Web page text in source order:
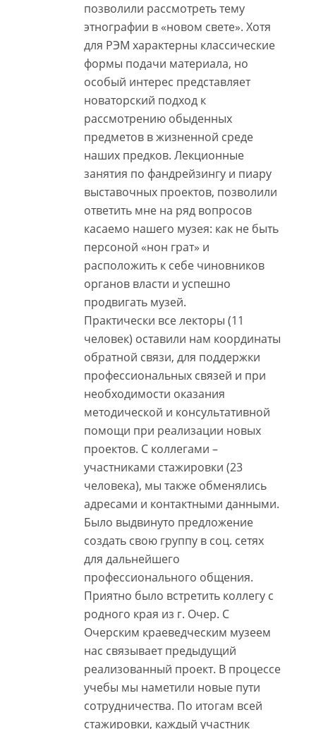
позволили рассмотреть тему
этнографии в «новом свете». Хотя
для РЭМ характерны классические
формы подачи материала, но
особый интерес представляет
новаторский подход к
рассмотрению обыденных
предметов в жизненной среде
наших предков. Лекционные
занятия по фандрейзингу и пиару
выставочных проектов, позволили
ответить мне на ряд вопросов
касаемо нашего музея: как не быть
персоной «нон грат» и
расположить к себе чиновников
органов власти и успешно
продвигать музей.
Практически все лекторы (11
человек) оставили нам координаты
обратной связи, для поддержки
профессиональных связей и при
необходимости оказания
методической и консультативной
помощи при реализации новых
проектов. С коллегами –
участниками стажировки (23
человека), мы также обменялись
адресами и контактными данными.
Было выдвинуто предложение
создать свою группу в соц. сетях
для дальнейшего
профессионального общения.
Приятно было встретить коллегу с
родного края из г. Очер. С
Очерским краеведческим музеем
нас связывает предыдущий
реализованный проект. В процессе
учебы мы наметили новые пути
сотрудничества. По итогам всей
стажировки, каждый участник